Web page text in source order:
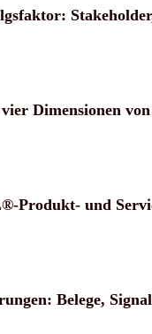
Dimensionen
Produkt- und
Belege,